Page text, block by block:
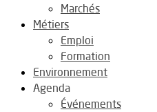
Marchés
Métiers
Emploi
Formation
Environnement
Agenda
Événements